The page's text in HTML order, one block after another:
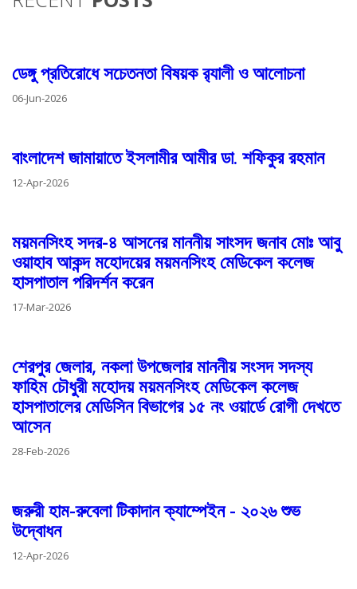
ডেঙ্গু প্রতিরোধে সচেতনতা বিষয়ক র‌্যালী ও আলোচনা
06-Jun-2026
বাংলাদেশ জামায়াতে ইসলামীর আমীর ডা. শফিকুর রহমান
12-Apr-2026
ময়মনসিংহ সদর-৪ আসনের মাননীয় সাংসদ জনাব মোঃ আবু
ওয়াহাব আকন্দ মহোদয়ের ময়মনসিংহ মেডিকেল কলেজ
হাসপাতাল পরিদর্শন করেন
17-Mar-2026
শেরপুর জেলার, নকলা উপজেলার মাননীয় সংসদ সদস্য
ফাহিম চৌধুরী মহোদয় ময়মনসিংহ মেডিকেল কলেজ
হাসপাতালের মেডিসিন বিভাগের ১৫ নং ওয়ার্ডে রোগী দেখতে
আসেন
28-Feb-2026
জরুরী হাম-রুবেলা টিকাদান ক্যাম্পেইন - ২০২৬ শুভ
উদ্বোধন
12-Apr-2026